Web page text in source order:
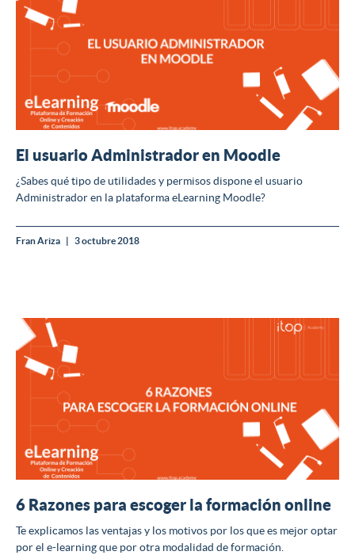
El usuario Administrador en Moodle
¿Sabes qué tipo de utilidades y permisos dispone el usuario
Administrador en la plataforma eLearning Moodle?
Fran Ariza 3 octubre 2018
6 Razones para escoger la formación online
Te explicamos las ventajas y los motivos por los que es mejor optar
por el e-learning que por otra modalidad de formación.